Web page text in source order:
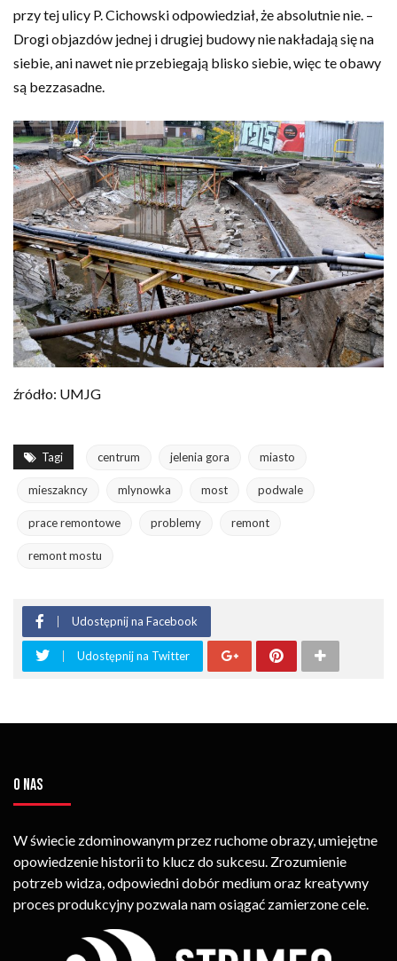
przy tej ulicy P. Cichowski odpowiedział, że absolutnie nie. –
Drogi objazdów jednej i drugiej budowy nie nakładają się na
siebie, ani nawet nie przebiegają blisko siebie, więc te obawy
są bezzasadne.
źródło: UMJG
Tagi centrum jelenia gora miasto
mieszakncy mlynowka most podwale
prace remontowe problemy remont
remont mostu
Udostępnij na Facebook
Udostępnij na Twitter
O NAS
W świecie zdominowanym przez ruchome obrazy, umiejętne
opowiedzenie historii to klucz do sukcesu. Zrozumienie
potrzeb widza, odpowiedni dobór medium oraz kreatywny
proces produkcyjny pozwala nam osiągać zamierzone cele.